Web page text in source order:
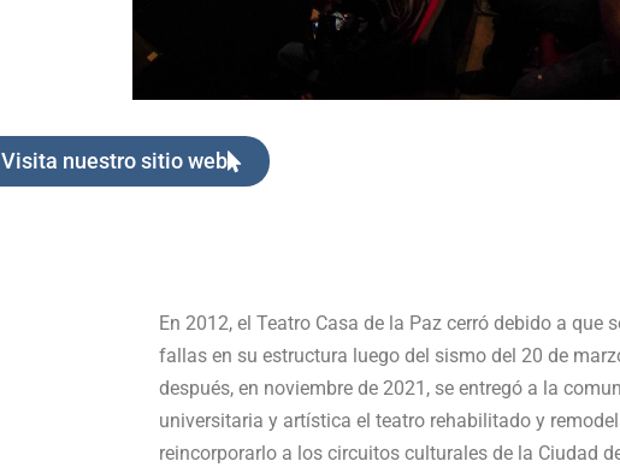
Visita nuestro sitio web
En 2012, el Teatro Casa de la Paz cerró debido a que
fallas en su estructura luego del sismo del 20 de
después, en noviembre de 2021, se entregó a la
universitaria y artística el teatro rehabilitado y
reincorporarlo a los circuitos culturales de la Ciudad